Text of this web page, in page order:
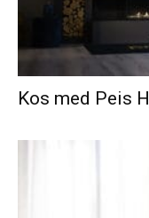
Kos med Peis